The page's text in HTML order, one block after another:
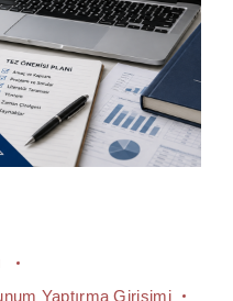
Yaptırma Girişimi